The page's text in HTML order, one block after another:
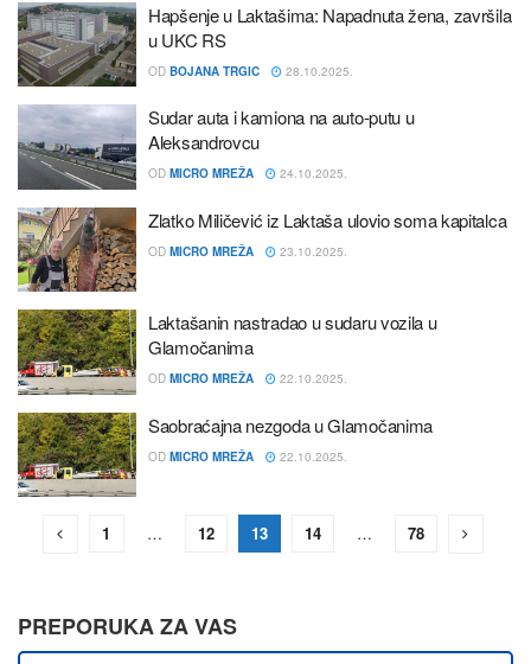
Hapšenje u Laktašima: Napadnuta žena, završila
u UKC RS
OD BOJANA TRGIC 28.10.2025.
Sudar auta i kamiona na auto-putu u
Aleksandrovcu
OD MICRO MREŽA 24.10.2025.
Zlatko Miličević iz Laktaša ulovio soma kapitalca
OD MICRO MREŽA 23.10.2025.
Laktašanin nastradao u sudaru vozila u
Glamočanima
OD MICRO MREŽA 22.10.2025.
Saobraćajna nezgoda u Glamočanima
OD MICRO MREŽA 22.10.2025.
1 … 12 13 14 … 78
PREPORUKA ZA VAS